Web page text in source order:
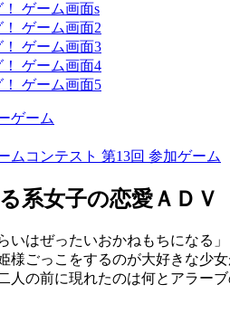
ゲーム
ムコンテスト 第13回 参加ゲーム
系女子の恋愛ＡＤＶ
はぜったいおかねもちになる」
様ごっこをするのが大好きな少女
人の前に現れたのは何とアラー